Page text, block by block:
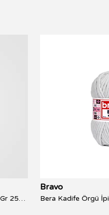
Baby Tüylenmez Bebek Yünü 100 Gr 250 Metre
Bravo
Bera Kadife Örgü İpi